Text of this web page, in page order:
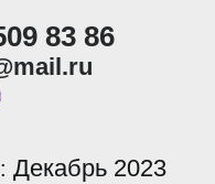
83 86
: Декабрь 2023